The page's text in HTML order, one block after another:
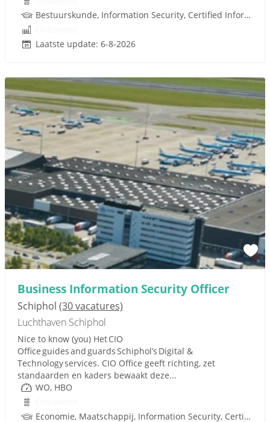
Bestuurskunde, Information Security, Certified Information Systems Security Profes
Laatste update: 6-8-2026
Business Information Security Officer
Schiphol (30 vacatures)
Luchthaven Schiphol
Nice to know (you) Het CIO
Office guides and guards Schiphol’s Digital &
Technology services. CIO Office geeft richting, zet
standaarden en kaders bewaakt deze...
WO, HBO
Economie, Maatschappij, Information Security, Certified Information Systems Security Profes